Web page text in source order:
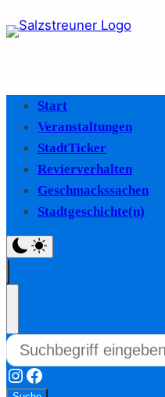
Start
Veranstaltungen
StadtTicker
Revierverhalten
Geschmackssachen
Stadtgeschichte(n)
Instagram
Facebook